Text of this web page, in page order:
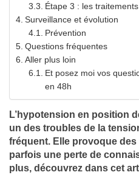
Étape 3 : les
Surveillance et évolution
Prévention
Questions fréquentes
Aller plus loin
Et posez moi vos
en 48h
L’hypotension en position
un des troubles de la
fréquent. Elle provoque
parfois une perte de
plus, découvrez dans cet